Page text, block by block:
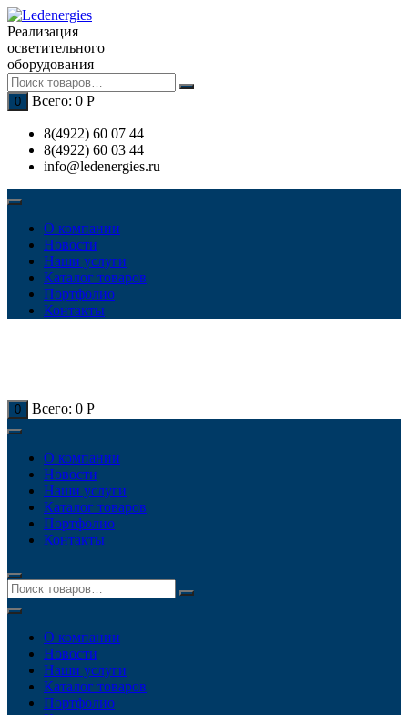
Перейти
к
содержимому
Реализация
осветительного
оборудования
0 Всего: 0 Р
8(4922) 60 07 44
8(4922) 60 03 44
info@ledenergies.ru
О компании
Новости
Наши услуги
Каталог товаров
Портфолио
Контакты
0 Всего: 0 Р
О компании
Новости
Наши услуги
Каталог товаров
Портфолио
Контакты
О компании
Новости
Наши услуги
Каталог товаров
Портфолио